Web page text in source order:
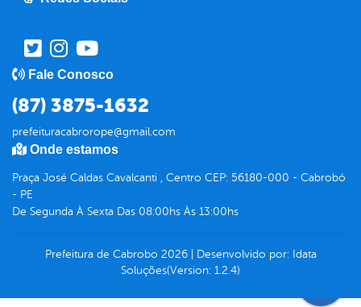
Fale Conosco
(87) 3875-1632
prefeituracabrorope@gmail.com
Onde estamos
Praça José Caldas Cavalcanti , Centro CEP: 56180-000 - Cabrobó
- PE
De Segunda À Sexta Das 08:00hs Às 13:00hs
Prefeitura de Cabrobo 2026| Desenvolvido por: Idata
Soluções(Version: 1.2.4)